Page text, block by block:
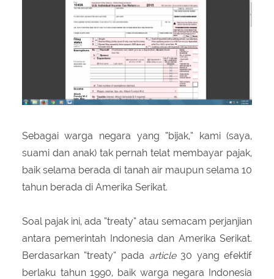
Peraturan Pengampunan Pajak
Infografis Pengampunan Pajak
Sebagai warga negara yang “bijak,” kami (saya,
suami dan anak) tak pernah telat membayar pajak,
baik selama berada di tanah air maupun selama 10
tahun berada di Amerika Serikat.
Soal pajak ini, ada “treaty” atau semacam perjanjian
antara pemerintah Indonesia dan Amerika Serikat.
Berdasarkan “treaty” pada article30 yang efektif
berlaku tahun 1990, baik warga negara Indonesia